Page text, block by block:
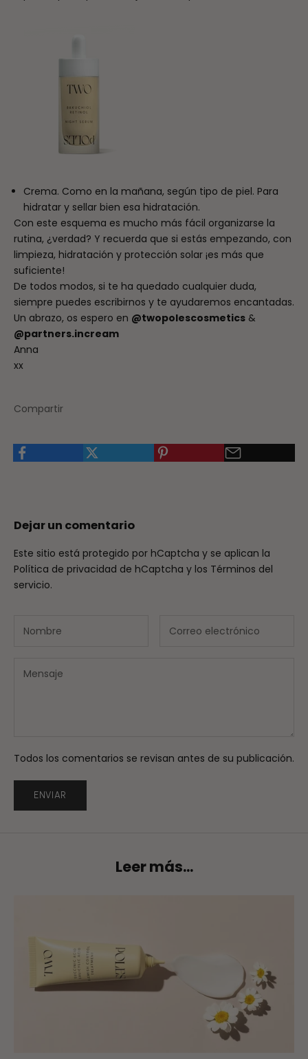
Crema. Como en la mañana, según tipo de piel. Para
hidratar y sellar bien esa hidratación.
Con este esquema es mucho más fácil organizarse la
rutina, ¿verdad? Y recuerda que si estás empezando, con
limpieza, hidratación y protección solar ¡es más que
suficiente!
De todos modos, si te ha quedado cualquier duda,
siempre puedes escribirnos y te ayudaremos encantadas.
Un abrazo, os espero en @twopolescosmetics &
@partners.incream
Anna
xx
Compartir
Dejar un comentario
Este sitio está protegido por hCaptcha y se aplican la
Política de privacidad de hCaptcha y los Términos del
servicio.
Todos los comentarios se revisan antes de su publicación.
ENVIAR
Leer más...